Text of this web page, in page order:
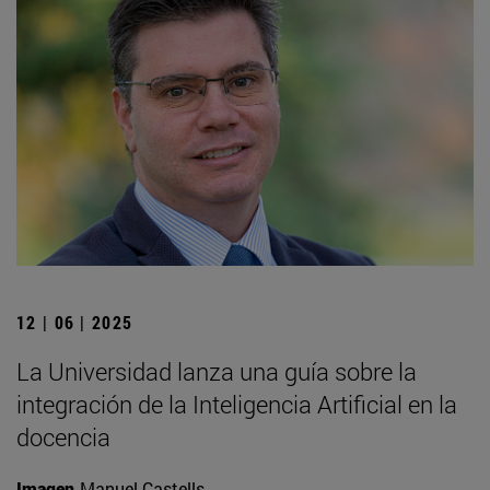
12 | 06 | 2025
La Universidad lanza una guía sobre la
integración de la Inteligencia Artificial en la
docencia